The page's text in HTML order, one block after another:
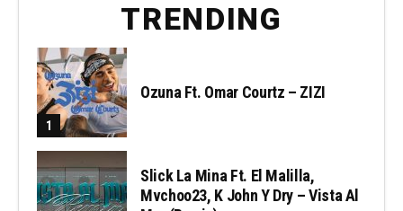
TRENDING
Ozuna Ft. Omar Courtz – ZIZI
Slick La Mina Ft. El Malilla,
Mvchoo23, K John Y Dry – Vista Al